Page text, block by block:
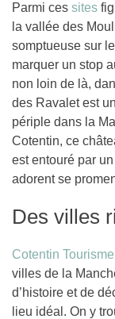
Parmi ces sites
la vallée des
somptueuse sur
marquer un stop
non loin de là,
des Ravalet est
périple dans la
Cotentin, ce
est entouré par
adorent se
Des villes
Cotentin Tourisme
villes de la
d’histoire et de
lieu idéal. On y